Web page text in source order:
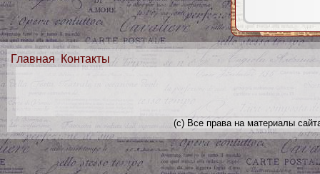
Главная Контакты
(с) Все права на материалы